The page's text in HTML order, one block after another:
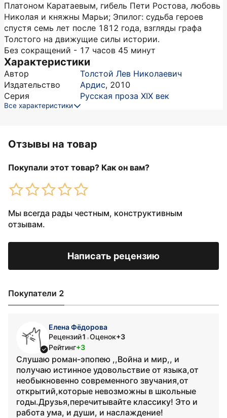
Платоном Каратаевым, гибель Пети Ростова, любовь
Николая и княжны Марьи; Эпилог: судьба героев
спустя семь лет после 1812 года, взгляды графа
Толстого на движущие силы истории.
Без сокращений - 17 часов 45 минут
Характеристики
Автор
Толстой Лев Николаевич
Издательство
Ардис, 2010
Серия
Русская проза XIX век
Все характеристики
Отзывы на товар
Покупали этот товар? Как он вам?
Мы всегда рады честным, конструктивным
отзывам.
Написать рецензию
Покупатели 2
Елена Фёдорова
Рецензий1 •Оценок+3
Рейтинг+3
Слушаю роман-эпопею ,,Война и мир,, и
получаю истинное удовольствие от языка,от
необыкновенно современного звучания,от
открытий,которые невозможны в школьные
годы.Друзья,перечитывайте классику! Это и
работа ума, и души, и наслаждение!